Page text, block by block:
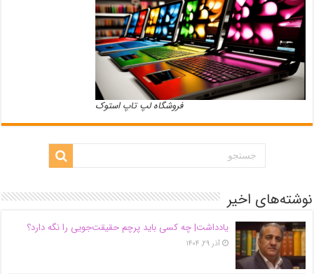
فروشگاه لپ تاپ استوک
نوشته‌های اخیر
یادداشت| ‌چه کسی باید پرچم حقیقت‌جویی را نگه دارد؟
آذر ۲۹, ۱۴۰۴